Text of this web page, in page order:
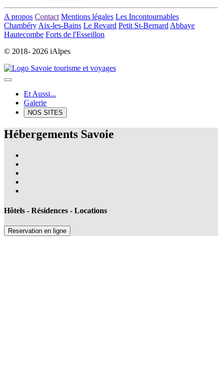
A propos Contact Mentions légales Les Incontournables
ChambéryAix-les-Bains Le Revard Petit St-BernardAbbaye
Hautecombe Forts de l'Esseillon
© 2018- 2026 iAlpes
Et Aussi...
Galerie
NOS SITES
Hébergements Savoie
Hôtels - Résidences - Locations
Reservation en ligne